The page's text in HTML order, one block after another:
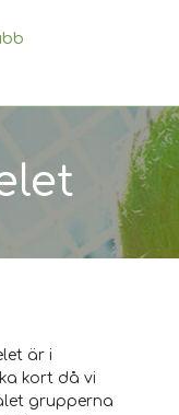
är i
kort då vi
grupperna